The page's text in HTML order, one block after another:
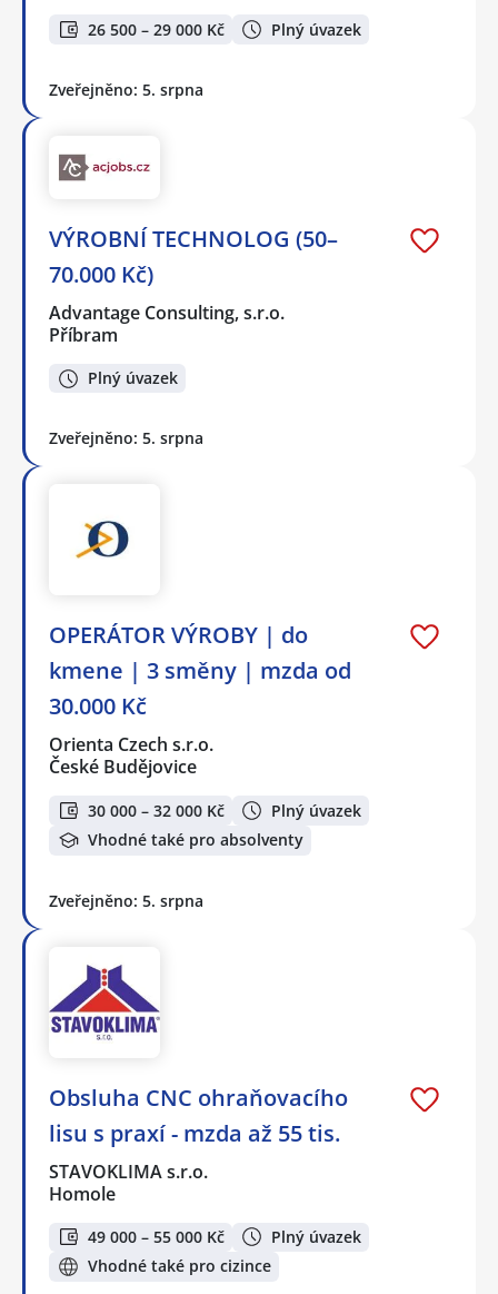
26 500 – 29 000 Kč Plný úvazek
Zveřejněno: 5. srpna
VÝROBNÍ TECHNOLOG (50–
70.000 Kč)
Advantage Consulting, s.r.o.
Příbram
Plný úvazek
Zveřejněno: 5. srpna
OPERÁTOR VÝROBY | do
kmene | 3 směny | mzda od
30.000 Kč
Orienta Czech s.r.o.
České Budějovice
30 000 – 32 000 Kč
Plný úvazek
Vhodné také pro absolventy
Zveřejněno: 5. srpna
Obsluha CNC ohraňovacího
lisu s praxí - mzda až 55 tis.
STAVOKLIMA s.r.o.
Homole
49 000 – 55 000 Kč
Plný úvazek
Vhodné také pro cizince